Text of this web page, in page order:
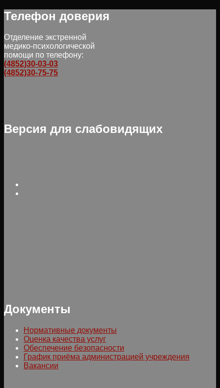
Телефон доверия
Отделение экстренной
медико-психологической
помощи по телефону:
(4852)30-03-03
(4852)30-75-75
Версия для слабовидящих
Документы
Нормативные документы
Оценка качества услуг
Обеспечение безопасности
График приёма администрацией учреждения
Вакансии